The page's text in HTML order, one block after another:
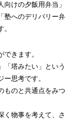
けの夕飯用弁当」
塾へのデリバリー弁
きます。
「塔みたい」という
思考です。
ものと共通点をみつ
く物事を考えて、さ